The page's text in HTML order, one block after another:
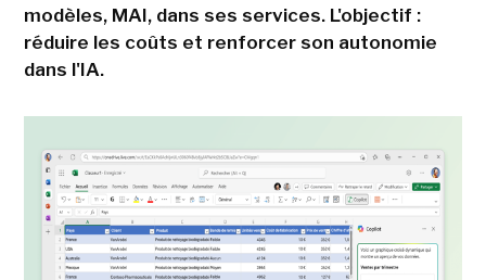
modèles, MAI, dans ses services. L'objectif :
réduire les coûts et renforcer son autonomie
dans l'IA.